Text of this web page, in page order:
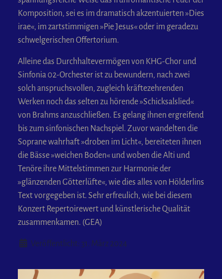
Komposition, sei es im dramatisch akzentuierten »Dies
irae«, im zartstimmigen »Pie Jesus« oder im geradezu
schwelgerischen Offertorium.
Alleine das Durchhaltevermögen von KHG-Chor und
Sinfonia 02-Orchester ist zu bewundern, nach zwei
solch anspruchsvollen, zugleich kräftezehrenden
Werken noch das selten zu hörende »Schicksalslied«
von Brahms anzuschließen. Es gelang ihnen ergreifend
bis zum sinfonischen Nachspiel. Zuvor wandelten die
Soprane wahrhaft »droben im Licht«, bereiteten ihnen
die Bässe »weichen Boden« und woben die Alti und
Tenöre ihre Mittelstimmen zur Harmonie der
»glänzenden Götterlüfte«, wie dies alles von Hölderlins
Text vorgegeben ist. Sehr erfreulich, wie bei diesem
Konzert Repertoirewert und künstlerische Qualität
zusammenkamen. (GEA)
DetailsVeröffentlicht: 31. März 2024